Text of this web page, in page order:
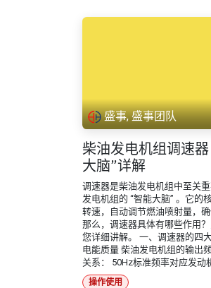
盛事, 盛事团队
柴油发电机组调速
大脑”详解
调速器是柴油发电机组中至关
发电机组的 “智能大脑” 。它的
转速，自动调节燃油喷射量，
那么，调速器具体有哪些作用
您详细讲解。 一、调速器的四
电能质量 柴油发电机组的输出
关系： 50Hz标准频率对应发动
操作使用